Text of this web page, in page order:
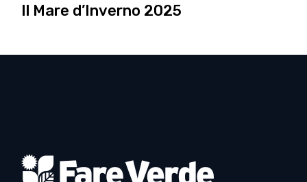
Il Mare d’Inverno 2025